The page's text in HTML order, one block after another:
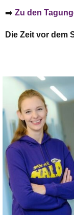
➡️ Zu den
Die Zeit vor dem